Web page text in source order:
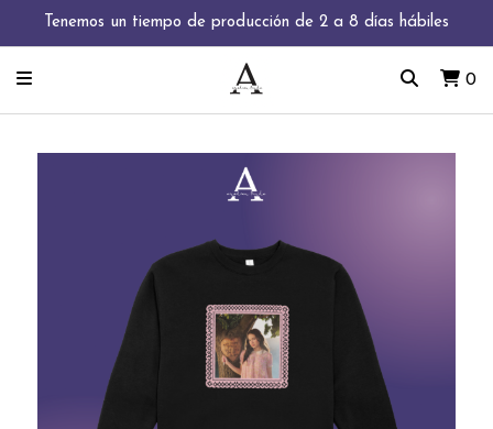
Tenemos un tiempo de producción de 2 a 8 días hábiles
0